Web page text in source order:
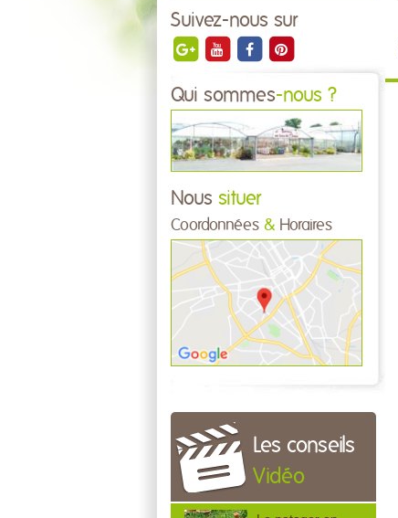
Suivez-nous sur
Qui sommes-nous ?
Nous situer
Coordonnées & Horaires
Les conseils
Vidéo